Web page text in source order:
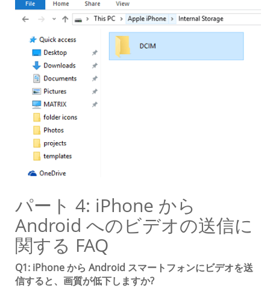
パート 4: iPhone から
Android へのビデオの送信に
関する FAQ
Q1: iPhone から Android スマートフォンにビデオを送
信すると、画質が低下しますか?